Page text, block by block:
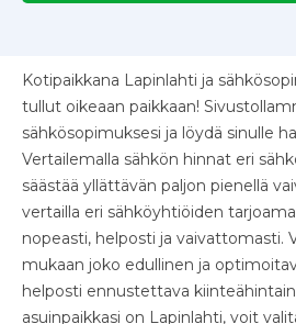
Kotipaikkana Lapinlahti ja
tullut oikeaan paikkaan!
sähkösopimuksesi ja löydä sinulle
Vertailemalla sähkön hinnat eri
säästää yllättävän paljon pienellä
vertailla eri sähköyhtiöiden
nopeasti, helposti ja vaivattomasti.
mukaan joko edullinen ja
helposti ennustettava
asuinpaikkasi on Lapinlahti, voit